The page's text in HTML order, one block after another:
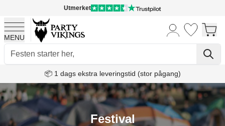
Utmerket
MENU
📦 1 dags ekstra leveringstid (stor pågang)
Skip to Content
Festival